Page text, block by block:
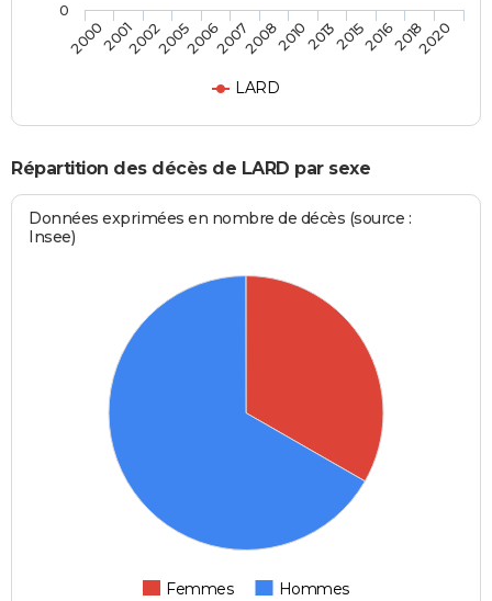
LARD
2000200120022005200620072008201020132015201620182020
0
Répartition des décès de LARD par sexe
Données exprimées en nombre de décès (source :
Insee)
Femmes Hommes